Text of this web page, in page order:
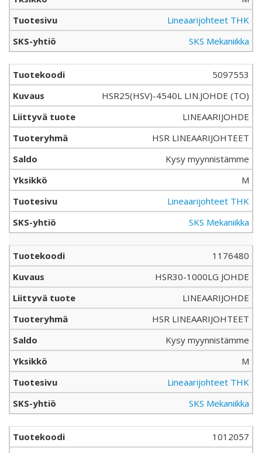
Lineaarijohteet THK
SKS Mekaniikka
5097553
HSR25(HSV)-4540L LIN.JOHDE (TO)
LINEAARIJOHDE
HSR LINEAARIJOHTEET
Kysy myynnistämme
M
Lineaarijohteet THK
SKS Mekaniikka
1176480
HSR30-1000LG JOHDE
LINEAARIJOHDE
HSR LINEAARIJOHTEET
Kysy myynnistämme
M
Lineaarijohteet THK
SKS Mekaniikka
1012057